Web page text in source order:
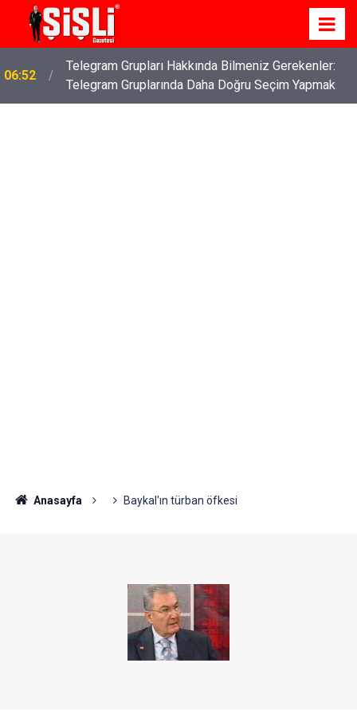
06:52
Telegram Grupları Hakkında Bilmeniz Gerekenler:
Telegram Gruplarında Daha Doğru Seçim Yapmak
04:43
İş Davaları: Haklarınızı Bilmek ve Koruma Altına
Almak
Anasayfa Baykal'ın türban öfkesi